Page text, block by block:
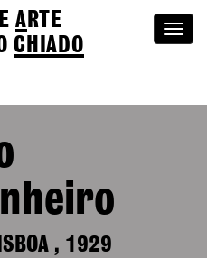
A RTE
CHIADO
, 1929